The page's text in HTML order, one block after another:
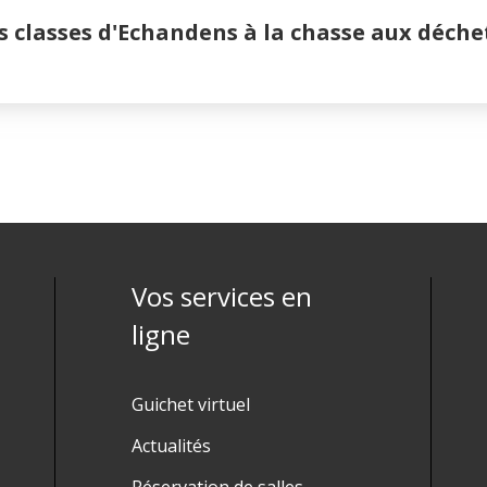
classes d'Echandens à la chasse aux
Vos services en
ligne
Guichet virtuel
Actualités